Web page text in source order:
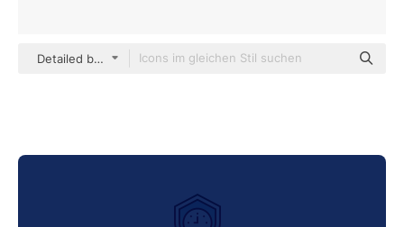
Detailed bright Gradient